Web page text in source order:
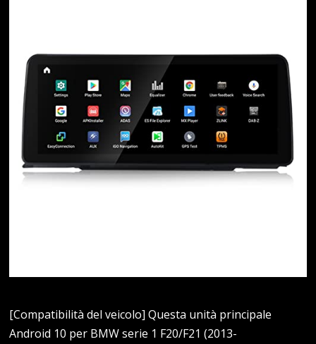
[Compatibilità del veicolo] Questa unità principale
Android 10 per BMW serie 1 F20/F21 (2013-